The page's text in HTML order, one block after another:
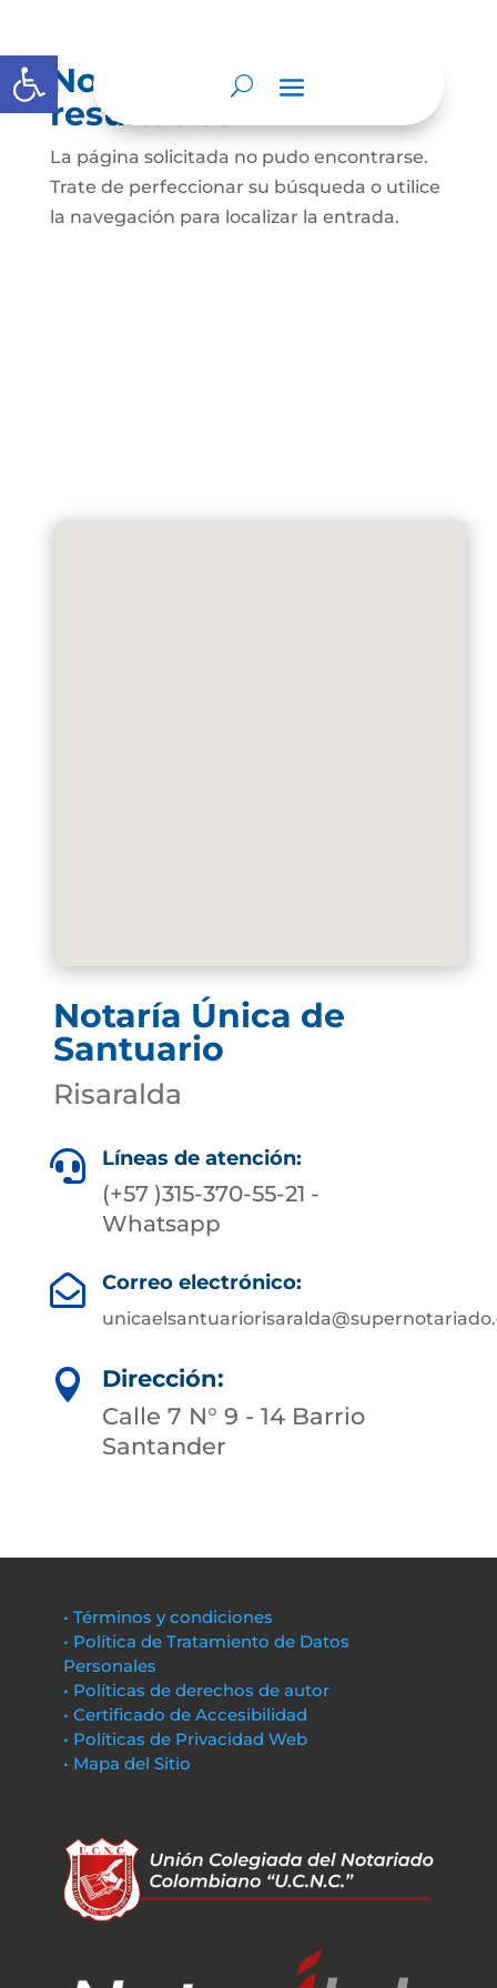
Abrir barra de herramientas
No se encontraron
resultados
La página solicitada no pudo encontrarse.
Trate de perfeccionar su búsqueda o utilice
la navegación para localizar la entrada.
Notaría Única de
Santuario
Risaralda
 Líneas de atención:
(+57 )315-370-55-21 -
Whatsapp
 Correo electrónico:

Dirección:
Calle 7 N° 9 - 14 Barrio
Santander
• Términos y condiciones
• Política de Tratamiento de Datos
Personales
• Políticas de derechos de autor
• Certificado de Accesibilidad
• Políticas de Privacidad Web
• Mapa del Sitio